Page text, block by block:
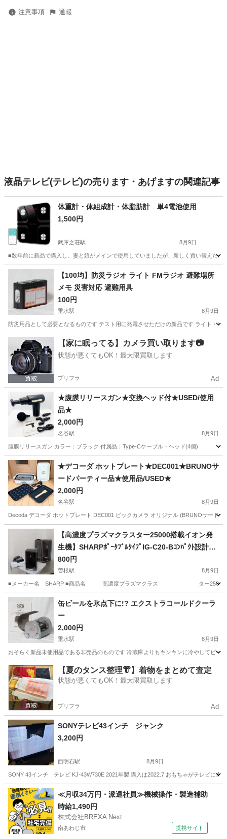
注意事項 通報
液晶テレビ(テレビ)の売ります・あげますの関連記事
体重計・体組成計・体脂肪計 単4電池使用
1,500円
武庫之荘駅 8月9日
■数年前に新品で購入し、妻と娘がメインで使用していましたが、新しく買い替えた
兵庫 尼崎市 武庫之荘駅 美容家電 体組成計
【100均】防災ラジオ ライト FMラジオ 避難場所
メモ 災害対応 避難用具
100円
垂水駅 8月9日
防災用品として必要となるものです テスト用に発電させただけの新品です ライト・
神戸市 垂水駅 生活家電 用具
【家に眠ってる】カメラ買い取ります📷
状態が悪くてもOK！最大限買取します
プリフラ Ad
★腹膜リリースガン★交換ヘッド付★USED/使用
品★
2,000円
名谷駅 8月9日
腹膜リリースガン カラー：ブラック 付属品：Type-Cケーブル・ヘッド(4個) 取
兵庫 神戸市 名谷駅 美容家電
★デコーダ ホットプレート★DEC001★BRUNOサ
ードパーティー品★使用品/USED★
2,000円
名谷駅 8月9日
Decoda デコーダ ホットプレート DEC001 ビックカメラ オリジナル (BRUNOサード
兵庫 神戸市 名谷駅 キッチン家電
【高濃度プラズマクラスター25000搭載イオン発
生機】SHARPﾎﾟｰﾀﾌﾞﾙﾀｲﾌﾟIG-C20-Bｺﾝﾊﾟｸﾄ設計の
美✨️中古品
800円
曽根駅 8月9日
■メーカー名 SHARP ■商品名 高濃度プラズマクラス ター
兵庫 高砂市 曽根駅 季節、空調家電 イオン
缶ビールを氷点下に!? エクストラコールドクーラ
ー
2,000円
垂水駅 8月9日
おそらく新品未使用品である非売品のものです 冷蔵庫よりもキンキンに冷やしてビ
兵庫 神戸市 垂水駅 生活家電
【夏のタンス整理👘】着物をまとめて査定
状態が悪くてもOK！最大限買取します
プリフラ Ad
SONYテレビ43インチ ジャンク
3,200円
西明石駅 8月9日
SONY 43インチ テレビ KJ-43W730E 2021年製 購入は2022.7 おもちゃがテレビに当
兵庫 明石市 西明石駅 テレビ
≪月収34万円・派遣社員≫機械操作・製造補助
時給1,490円
株式会社BREXA Next
南あわじ市 提携サイト